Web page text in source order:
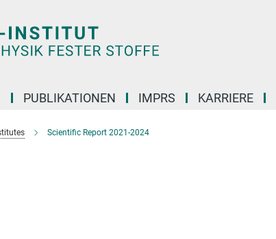
PUBLIKATIONEN IMPRS KARRIERE
Scientific Report 2021-2024